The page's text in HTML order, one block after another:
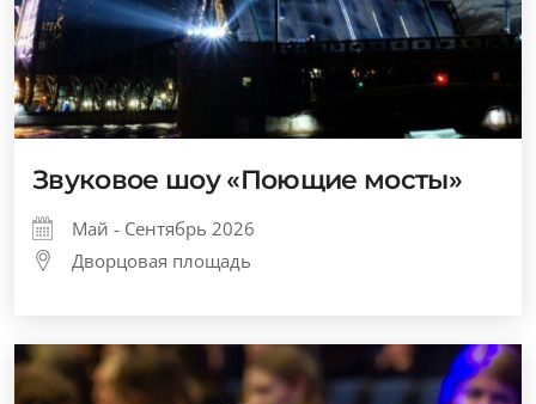
Звуковое шоу «Поющие мосты»
Май - Сентябрь 2026
Дворцовая площадь